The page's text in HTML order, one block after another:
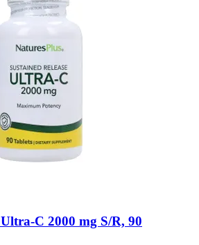
Ultra-​C 2000 mg S/R, 90